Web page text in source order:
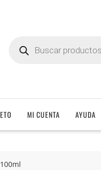
productos
MI CUENTA AYUDA